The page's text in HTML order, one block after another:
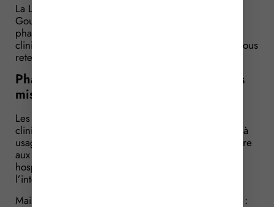
La Loi Santé, votée en janvier 2016, autorisait le
Gouvernement à revoir la législation relative aux
pharmacies implantées dans les hôpitaux et les
cliniques. C’est désormais chose faite : que devez-vous
retenir de la nouvelle réglementation ?
Pharmacies à usage intérieur (PUI) : les
missions
Les pharmacies situées dans les hôpitaux et les
cliniques, juridiquement dénommées « pharmacies à
usage intérieur » (PUI), ont pour objectif de répondre
aux besoins pharmaceutiques des patients qui sont
hospitalisés dans les établissements de santé à
l’intérieur desquels elles sont implantées.
Mais leur champ d’intervention peut être plus large :